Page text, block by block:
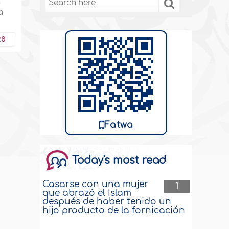
Fatwa
Today's most read
1
Casarse con una mujer
que abrazó el Islam
después de haber tenido un
hijo producto de la fornicación